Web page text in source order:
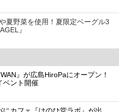
夏野菜を使用！夏限定ベーグル3
』
』が広島HiroPaにオープン！
ベント開催